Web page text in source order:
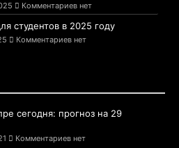
Комментариев нет
студентов в 2025 году
Комментариев нет
сегодня: прогноз на 29
Комментариев нет